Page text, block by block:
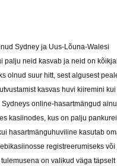
Sydney ja Uus-Lõuna-Walesi
palju neid kasvab ja neid on
olnud suur hitt, sest algusest
kasvas huvi kiiremini
online-hasartmängud
kasiinodes, kus on palju
hasartmänguhuviline kasutab
registreerumiseks või
on valikud väga täpselt